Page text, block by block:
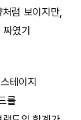
럼 보이지만,
였기
테이지
를